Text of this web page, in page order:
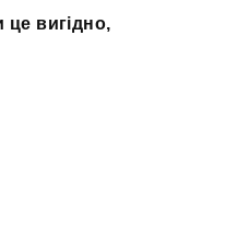
це вигідно,